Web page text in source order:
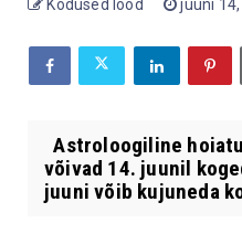
Kodused lood juuni
Astroloogiline
võivad 14. juunil
juuni võib kujuneda